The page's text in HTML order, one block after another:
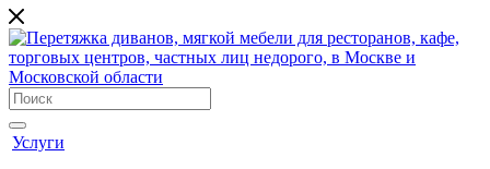
Услуги